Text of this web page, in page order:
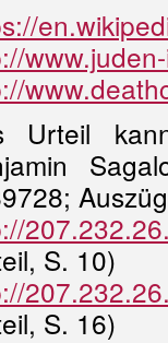
Urteil
S. 10)
S. 16)